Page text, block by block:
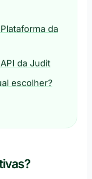
da
da Judit
escolher?